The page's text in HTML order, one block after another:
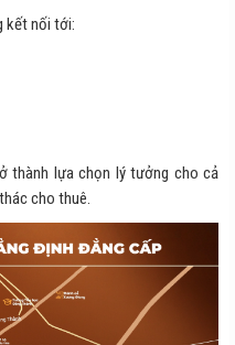
kết nối tới:
thành lựa chọn lý tưởng cho cả
cho thuê.